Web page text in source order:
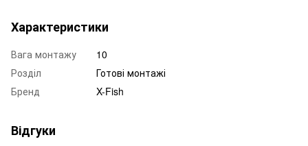
Характеристики
Вага монтажу
10
Розділ
Готові монтажі
Бренд
X-Fish
Відгуки